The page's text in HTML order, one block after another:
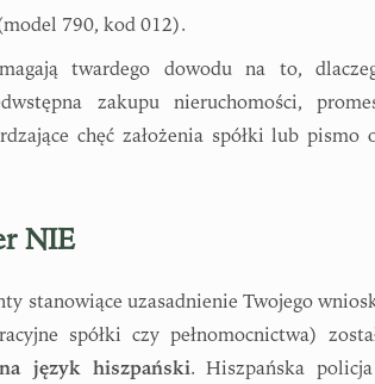
790, kod 012).
twardego dowodu na to,
zakupu nieruchomości,
chęć założenia spółki lub pismo
NIE
stanowiące uzasadnienie Twojego
spółki czy pełnomocnictwa)
język hiszpański. Hiszpańska